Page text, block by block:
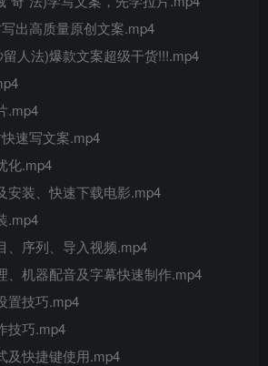
出高质量原创文案.mp4
人法)爆款文案超级干货!!!.mp4
.mp4
速写文案.mp4
化.mp4
安装、快速下载电影.mp4
.mp4
、序列、导入视频.mp4
、机器配音及字幕快速制作.mp4
置技巧.mp4
技巧.mp4
及快捷键使用.mp4